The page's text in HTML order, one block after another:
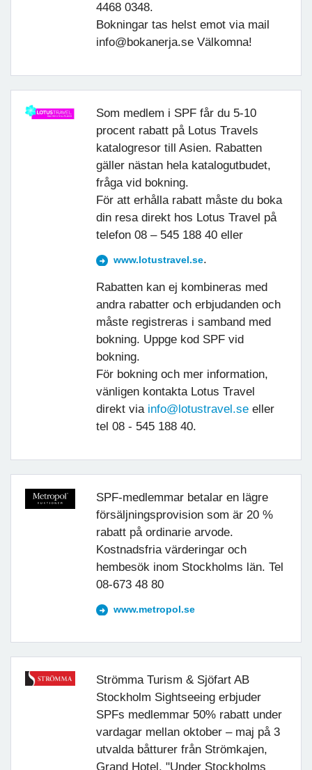
4468 0348.
Bokningar tas helst emot via mail
info@bokanerja.se Välkomna!
Som medlem i SPF får du 5-10
procent rabatt på Lotus Travels
katalogresor till Asien. Rabatten
gäller nästan hela katalogutbudet,
fråga vid bokning.
För att erhålla rabatt måste du boka
din resa direkt hos Lotus Travel på
telefon 08 – 545 188 40 eller
www.lotustravel.se.
Rabatten kan ej kombineras med
andra rabatter och erbjudanden och
måste registreras i samband med
bokning. Uppge kod SPF vid
bokning.
För bokning och mer information,
vänligen kontakta Lotus Travel
direkt via info@lotustravel.seeller
tel 08 - 545 188 40.
SPF-medlemmar betalar en lägre
försäljningsprovision som är 20 %
rabatt på ordinarie arvode.
Kostnadsfria värderingar och
hembesök inom Stockholms län. Tel
08-673 48 80
www.metropol.se
Strömma Turism & Sjöfart AB
Stockholm Sightseeing erbjuder
SPFs medlemmar 50% rabatt under
vardagar mellan oktober – maj på 3
utvalda båtturer från Strömkajen,
Grand Hotel. "Under Stockholms